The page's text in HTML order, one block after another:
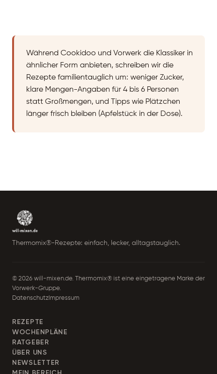
Während Cookidoo und Vorwerk die Klassiker in
ähnlicher Form anbieten, schreiben wir die
Rezepte familientauglich um: weniger Zucker,
klare Mengen-Angaben für 4 bis 6 Personen
statt Großmengen, und Tipps wie Plätzchen
länger frisch bleiben (Apfelstück in der Dose).
Thermomix®-Rezepte: einfach, lecker, alltagstauglich.
REZEPTE
WOCHENPLÄNE
RATGEBER
ÜBER UNS
NEWSLETTER
© 2026 will-mixen.de. Thermomix® ist eine eingetragene Marke der
Vorwerk-Gruppe.
Datenschutz Impressum